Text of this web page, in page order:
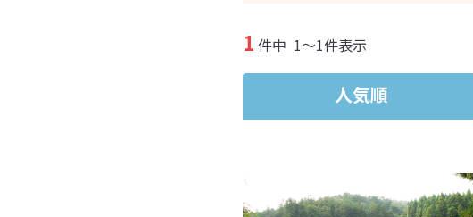
1 件中 1～1件表示
人気順